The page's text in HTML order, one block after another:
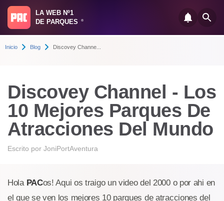
LA WEB Nº1
DE PARQUES
®
Inicio Blog Discovey Channe...
Discovey Channel - Los
10 Mejores Parques De
Atracciones Del Mundo
Escrito por JoniPortAventura
Hola PACos! Aqui os traigo un video del 2000 o por ahi en
el que se ven los mejores 10 parques de atracciones del